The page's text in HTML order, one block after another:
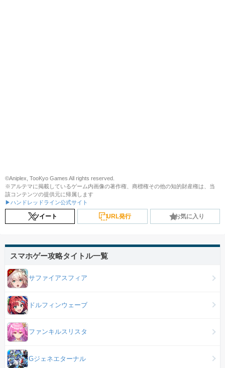
©Aniplex, TooKyo Games All rights reserved.
※アルテマに掲載しているゲーム内画像の著作権、商標権その他の知的財産権は、当
該コンテンツの提供元に帰属します
▶ハンドレッドライン公式サイト
ツイート URL発行 お気に入り
スマホゲー攻略タイトル一覧
サファイアスフィア
ドルフィンウェーブ
ファンキルスリスタ
Gジェネエターナル